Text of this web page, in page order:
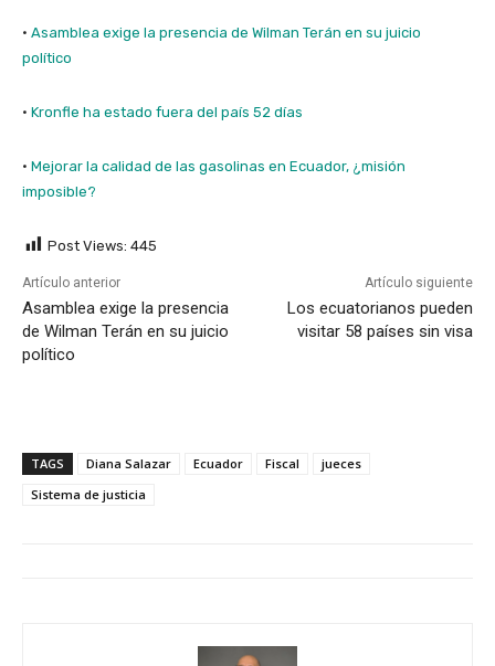
· Asamblea exige la presencia de Wilman Terán en su juicio
político
· Kronfle ha estado fuera del país 52 días
· Mejorar la calidad de las gasolinas en Ecuador, ¿misión
imposible?
Post Views: 445
Artículo anterior
Asamblea exige la presencia
de Wilman Terán en su juicio
político
Artículo siguiente
Los ecuatorianos pueden
visitar 58 países sin visa
TAGS Diana Salazar Ecuador Fiscal
jueces
Sistema de justicia